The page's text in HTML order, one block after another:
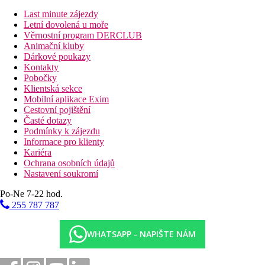
výhledem na moře, stejné vybavení jako standardní pokoj
Suite Bungalov
luxusněji zařízený, předsíň, soukromá terasa
Zařízení hotelu
vstupní hala s recepcí
bankomat (150 m)
směnárna
hlavní restaurace
á la carte restaurace - Tuniská, Italská, Asijská (nutná
rezervace)
lobby bar
bar u bazénu
kavárna
Wi-Fi
obchodní galerie
bazén (slunečníky a lehátka zdarma, plážové osušky za
vratnou zálohu)
krytý bazén
dětský bazén
dětské hřiště
mini klub
diskotéka
Pláž a okolí hotelu
Last minute zájezdy
Letní dovolená u moře
Věrnostní program DERCLUB
Animační kluby
Dárkové poukazy
Kontakty
Pobočky
Klientská sekce
Mobilní aplikace Exim
Cestovní pojištění
Časté dotazy
Podmínky k zájezdu
Informace pro klienty
Kariéra
Ochrana osobních údajů
Nastavení soukromí
Po-Ne 7-22 hod.
255 787 787
WHATSAPP - NAPIŠTE NÁM